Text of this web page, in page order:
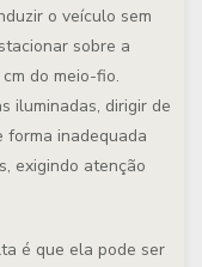
o veículo sem
sobre a
do meio-fio.
iluminadas, dirigir de
forma inadequada
exigindo atenção
é que ela pode ser